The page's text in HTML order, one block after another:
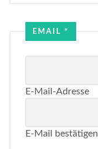
Email
EMAIL *
E-Mail-Adresse
E-Mail bestätigen